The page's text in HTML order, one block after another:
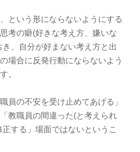
という形にならないようにする
考の癖(好きな考え方、嫌いな
、自分が好まない考え方と出
場合に反発行動にならないよう
。
員の不安を受け止めてあげる」
教職員の間違った(と考えられ
する」場面ではないというこ